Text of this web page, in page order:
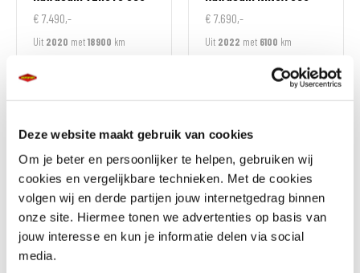
Deze website maakt gebruik van cookies
Om je beter en persoonlijker te helpen, gebruiken wij
cookies en vergelijkbare technieken. Met de cookies
volgen wij en derde partijen jouw internetgedrag binnen
onze site. Hiermee tonen we advertenties op basis van
jouw interesse en kun je informatie delen via social
media.
€ 7.490,-
Uit 2020 met18900 km
€ 7.690,-
Uit 2022 met 6100 km
Kawasaki VERSYS 650 GRAND TOURER
€ 7.990,-
Kawasaki NINJA 650